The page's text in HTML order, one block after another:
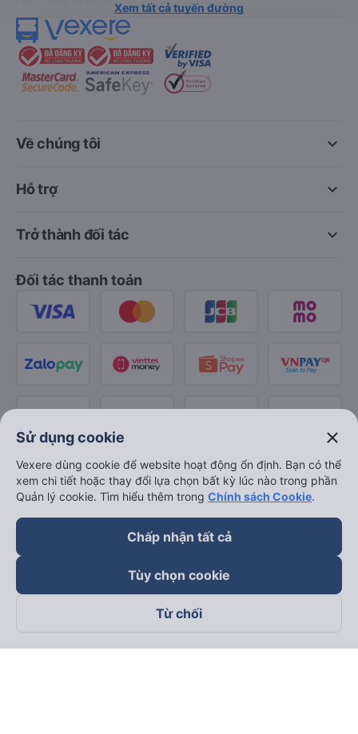
Xem tất cả tuyến đường
keyboard_arrow_down
Về chúng tôi
keyboard_arrow_down
Hỗ trợ
keyboard_arrow_down
Trở thành đối tác
Đối tác thanh toán
Theo dõi chúng tôi trên
Sử dụng cookie close
Vexere dùng cookie để website hoạt động ổn định. Bạn có thể
xem chi tiết hoặc thay đổi lựa chọn bất kỳ lúc nào trong phần
Quản lý cookie. Tìm hiểu thêm trong Chính sách Cookie.
Chấp nhận tất cả
Tùy chọn cookie
Từ chối